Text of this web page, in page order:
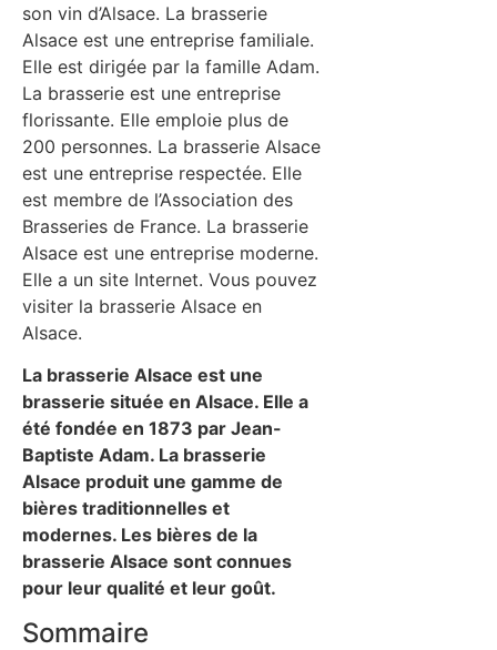
son vin d’Alsace. La brasserie
Alsace est une entreprise familiale.
Elle est dirigée par la famille Adam.
La brasserie est une entreprise
florissante. Elle emploie plus de
200 personnes. La brasserie Alsace
est une entreprise respectée. Elle
est membre de l’Association des
Brasseries de France. La brasserie
Alsace est une entreprise moderne.
Elle a un site Internet. Vous pouvez
visiter la brasserie Alsace en
Alsace.
La brasserie Alsace est une
brasserie située en Alsace. Elle a
été fondée en 1873 par Jean-
Baptiste Adam. La brasserie
Alsace produit une gamme de
bières traditionnelles et
modernes. Les bières de la
brasserie Alsace sont connues
pour leur qualité et leur goût.
Sommaire